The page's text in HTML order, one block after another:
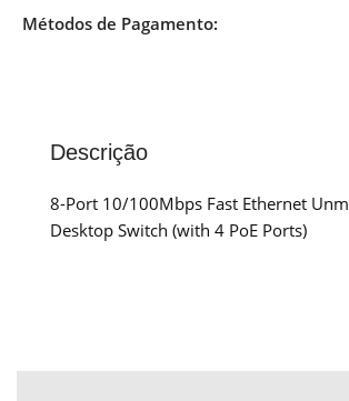
Métodos de Pagamento:
Descrição
8-Port 10/100Mbps Fast Ethernet
Desktop Switch (with 4 PoE Ports)